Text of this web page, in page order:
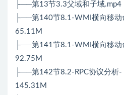
├──第13节3.3父域和子域.mp4
├──第140节8.1-WMI横向移动
65.11M
├──第141节8.1-WMI横向移动
92.75M
├──第142节8.2-RPC协议分析-
145.31M